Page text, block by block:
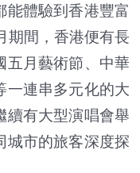
能體驗到香港豐富
期間，香港便有長
五月藝術節、中華
一連串多元化的大
續有大型演唱會舉
城市的旅客深度探